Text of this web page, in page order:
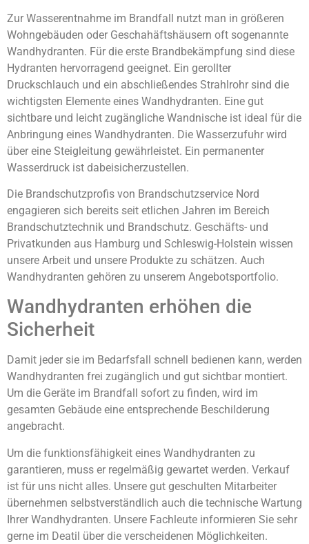
Zur Wasserentnahme im Brandfall nutzt man in größeren
Wohngebäuden oder Geschahäftshäusern oft sogenannte
Wandhydranten. Für die erste Brandbekämpfung sind diese
Hydranten hervorragend geeignet. Ein gerollter
Druckschlauch und ein abschließendes Strahlrohr sind die
wichtigsten Elemente eines Wandhydranten. Eine gut
sichtbare und leicht zugängliche Wandnische ist ideal für die
Anbringung eines Wandhydranten. Die Wasserzufuhr wird
über eine Steigleitung gewährleistet. Ein permanenter
Wasserdruck ist dabeisicherzustellen.
Die Brandschutzprofis von Brandschutzservice Nord
engagieren sich bereits seit etlichen Jahren im Bereich
Brandschutztechnik und Brandschutz. Geschäfts- und
Privatkunden aus Hamburg und Schleswig-Holstein wissen
unsere Arbeit und unsere Produkte zu schätzen. Auch
Wandhydranten gehören zu unserem Angebotsportfolio.
Wandhydranten erhöhen die
Sicherheit
Damit jeder sie im Bedarfsfall schnell bedienen kann, werden
Wandhydranten frei zugänglich und gut sichtbar montiert.
Um die Geräte im Brandfall sofort zu finden, wird im
gesamten Gebäude eine entsprechende Beschilderung
angebracht.
Um die funktionsfähigkeit eines Wandhydranten zu
garantieren, muss er regelmäßig gewartet werden. Verkauf
ist für uns nicht alles. Unsere gut geschulten Mitarbeiter
übernehmen selbstverständlich auch die technische Wartung
Ihrer Wandhydranten. Unsere Fachleute informieren Sie sehr
gerne im Deatil über die verscheidenen Möglichkeiten.